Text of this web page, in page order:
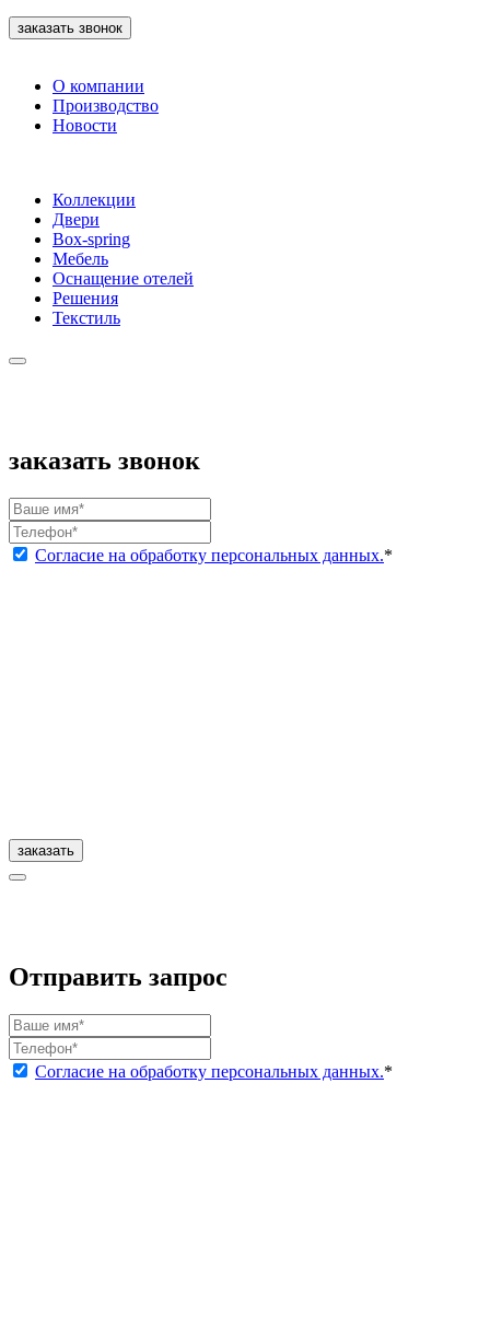
заказать звонок
О компании
Производство
Новости
Коллекции
Двери
Box-spring
Мебель
Оснащение отелей
Решения
Текстиль
заказать звонок
Согласие на обработку персональных данных.*
заказать
Отправить запрос
Согласие на обработку персональных данных.*